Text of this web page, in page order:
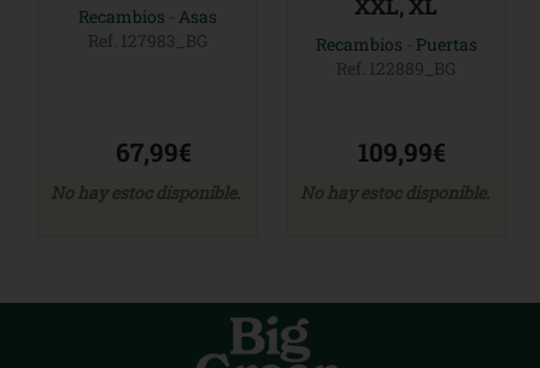
Recambios
Asas
Ref. 127983_BG
67,99€
No hay estoc disponible.
XXL, XL
Recambios
Puertas
Ref. 122889_BG
109,99€
No hay estoc disponible.